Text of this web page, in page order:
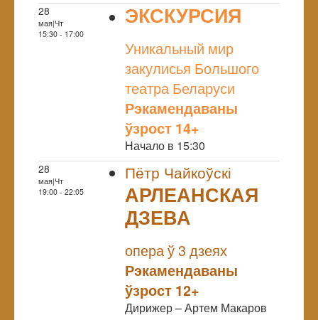
28
мая|Чт
15:30 - 17:00
ЭКСКУРСИЯ
Уникальный мир
закулисья Большого
театра Беларуси
Рэкамендаваны
ўзрост 14+
Начало в 15:30
28
мая|Чт
19:00 - 22:05
Пётр Чайкоўскі
АРЛЕАНСКАЯ
ДЗЕВА
опера ў 3 дзеях
Рэкамендаваны
ўзрост 12+
Дирижер – Артем Макаров